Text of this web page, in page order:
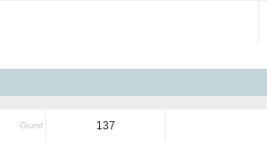
Grund 137